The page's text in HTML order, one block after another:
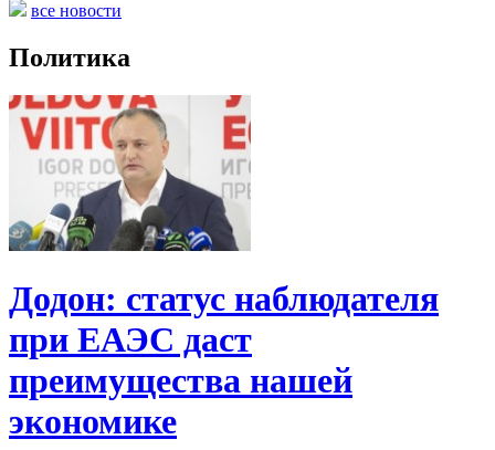
все новости
Политика
Додон: статус наблюдателя
при ЕАЭС даст
преимущества нашей
экономике